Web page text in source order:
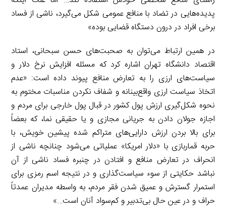
پدیده‌هایی در تضاد با منافع عمومی شکل می‌گیرد، ناشی از فساد
برخی افراد در درون دستگاه قضایی بوده»
در همین ارتباط می‌توان به صحبت‌های حسن سبحانی، استاد
اقتصاد دانشگاه تهران اشاره کرد که مسئله افزایش نرخ دلار و
سیاست‌های ارزی را به تعارض منافع پیوند داده است: «عدم
اتخاذ سیاست ارزی واقع‌بینانه و شفاف نکردن مناسبات مختوم به
نحوه شکل‌گیری ارزش پول کشور در قبال پول خارجی برای مردم و
اجازه جولان دادن به جریانی مجازی و یا حقیقی نما، که بعضاً
برای بالا بردن ارزش دارایی‌های متراکم شده پیشین خویش، با
حربه قماربازی با «دلار امریکا» عملیاتی می‌شود چنانچه ناشی از
انحراف در تعارض منافع و افتادن در چنبره فساد ناشی از آن
نباشد حکایتی از سوء سیاست‌گذاری و در نتیجه اسم رمزی برای
استمرار گسترش و عمیق شدن فقر مردم، به واسطه مدیران عمدتاً
حراف و در عین حال بی‌تدبیر و کم‌سواد آنان است…»